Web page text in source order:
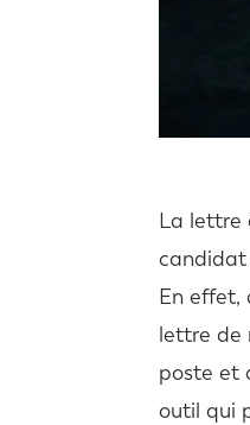
La lettre
candidat
En effet,
lettre de
poste et
outil qui